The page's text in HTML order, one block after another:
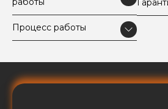
Процесс работы